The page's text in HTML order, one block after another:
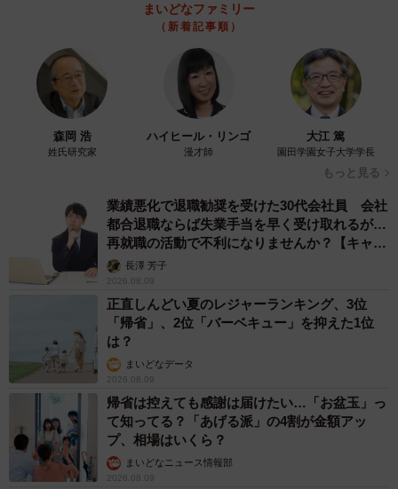
3/6
映画『零落』(C)2023浅野いにお・⼩学館／「零落」製作委員会
まいどなファミリー
（新着記事順）
森岡 浩
姓氏研究家
ハイヒール・リンゴ
漫才師
大江 篤
園田学園女子大学学長
もっと見る
業績悪化で退職勧奨を受けた30代会社員 会社
都合退職ならば失業手当を早く受け取れるが…
再就職の活動で不利になりませんか？【キャリ
アカウンセラーが解説】
長澤 芳子
2026.08.09
正直しんどい夏のレジャーランキング、3位
「帰省」、2位「バーベキュー」を抑えた1位
は？
まいどなデータ
2026.08.09
帰省は控えても感謝は届けたい…「お盆玉」っ
て知ってる？「あげる派」の4割が金額アッ
プ、相場はいくら？
まいどなニュース情報部
2026.08.09